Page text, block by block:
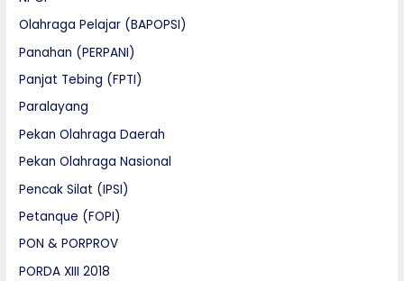
Olahraga Pelajar (BAPOPSI)
Panahan (PERPANI)
Panjat Tebing (FPTI)
Paralayang
Pekan Olahraga Daerah
Pekan Olahraga Nasional
Pencak Silat (IPSI)
Petanque (FOPI)
PON & PORPROV
PORDA XIII 2018